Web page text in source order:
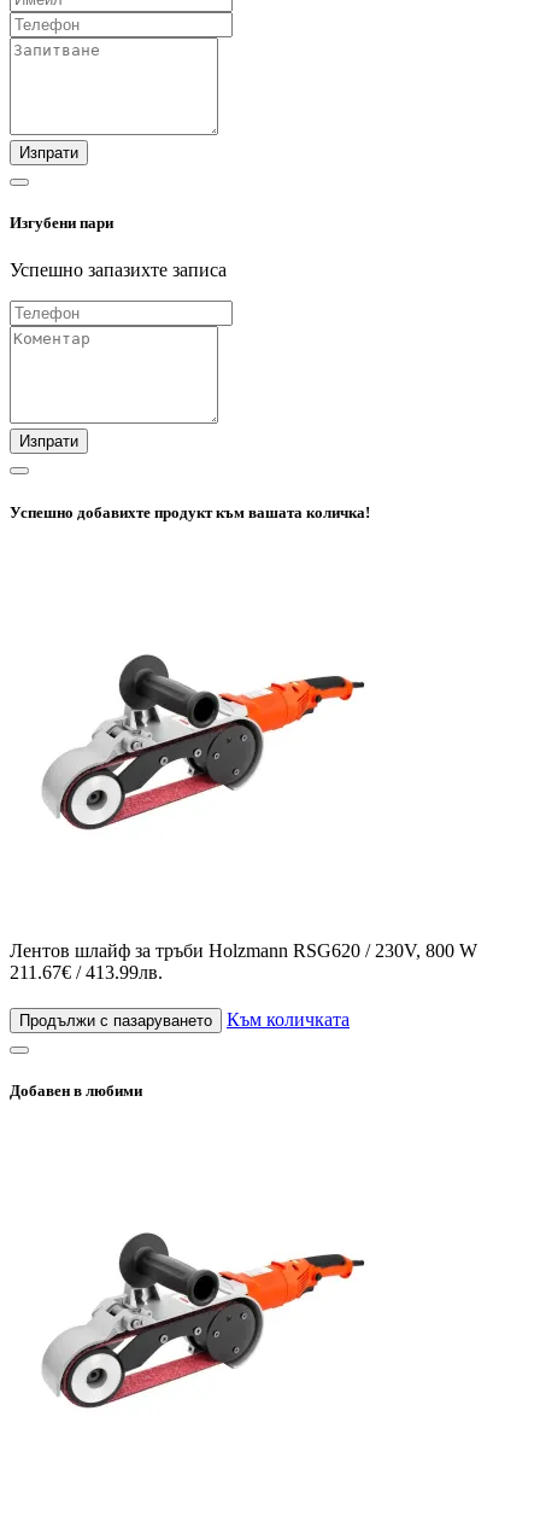
Изпрати
Изгубени пари
Успешно запазихте записа
Изпрати
Успешно добавихте продукт към вашата количка!
Лентов шлайф за тръби Holzmann RSG620 / 230V, 800 W
211.67€ / 413.99лв.
Продължи с пазаруването Към количката
Добавен в любими